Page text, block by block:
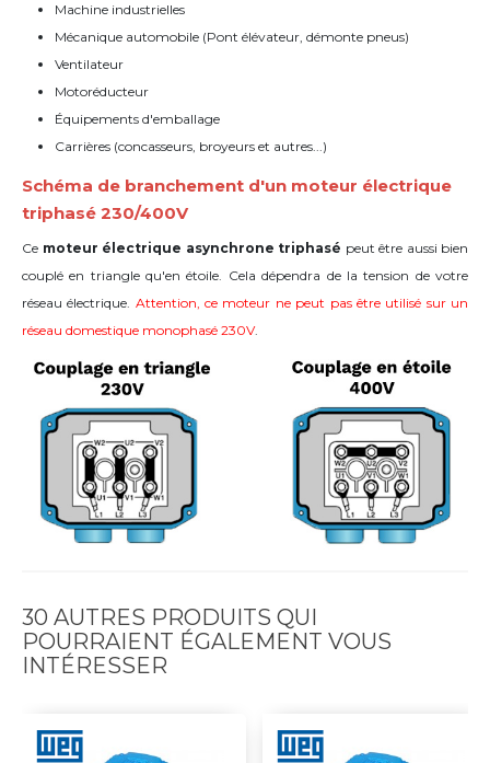
Machine industrielles
Mécanique automobile (Pont élévateur, démonte pneus)
Ventilateur
Motoréducteur
Équipements d'emballage
Carrières (concasseurs, broyeurs et autres...)
Schéma de branchement d'un moteur électrique
triphasé 230/400V
Ce moteur électrique asynchrone triphasé peut être aussi bien
couplé en triangle qu'en étoile. Cela dépendra de la tension de votre
réseau électrique. Attention, ce moteur ne peut pas être utilisé sur un
réseau domestique monophasé 230V.
30 AUTRES PRODUITS QUI
POURRAIENT ÉGALEMENT VOUS
INTÉRESSER